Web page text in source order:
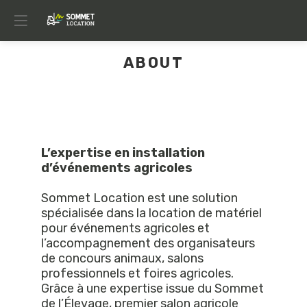
ABOUT
L’expertise en installation
d’événements agricoles
Sommet Location est une solution
spécialisée dans la location de matériel
pour événements agricoles et
l’accompagnement des organisateurs
de concours animaux, salons
professionnels et foires agricoles.
Grâce à une expertise issue du Sommet
de l’Élevage, premier salon agricole